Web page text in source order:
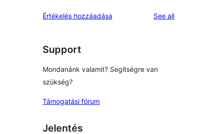
reviews
star
Értékelés hozzáadása See allreviews
Support
Mondanánk valamit? Segítségre van
szükség?
Támogatási fórum
Jelentés